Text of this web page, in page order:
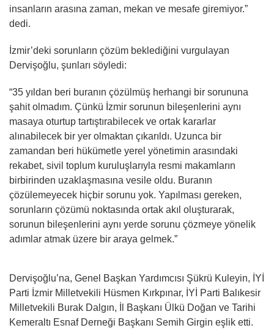
insanların arasına zaman, mekan ve mesafe giremiyor.”
dedi.
İzmir’deki sorunların çözüm beklediğini vurgulayan
Dervişoğlu, şunları söyledi:
“35 yıldan beri buranın çözülmüş herhangi bir sorununa
şahit olmadım. Çünkü İzmir sorunun bileşenlerini aynı
masaya oturtup tartıştırabilecek ve ortak kararlar
alınabilecek bir yer olmaktan çıkarıldı. Uzunca bir
zamandan beri hükümetle yerel yönetimin arasındaki
rekabet, sivil toplum kuruluşlarıyla resmi makamların
birbirinden uzaklaşmasına vesile oldu. Buranın
çözülemeyecek hiçbir sorunu yok. Yapılması gereken,
sorunların çözümü noktasında ortak akıl oluşturarak,
sorunun bileşenlerini aynı yerde sorunu çözmeye yönelik
adımlar atmak üzere bir araya gelmek.”
Dervişoğlu’na, Genel Başkan Yardımcısı Şükrü Kuleyin, İYİ
Parti İzmir Milletvekili Hüsmen Kırkpınar, İYİ Parti Balıkesir
Milletvekili Burak Dalgın, İl Başkanı Ülkü Doğan ve Tarihi
Kemeraltı Esnaf Derneği Başkanı Semih Girgin eşlik etti.